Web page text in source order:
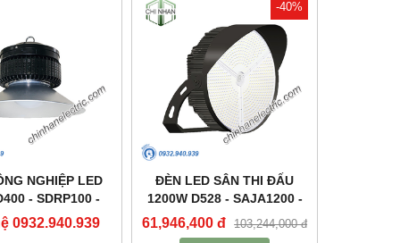
NGHIỆP LED
- SDRP100 -
DUHAL
0932.940.939
-40%
ĐÈN LED SÂN THI ĐẤU
1200W D528 - SAJA1200 -
DUHAL
61,946,400 đ 103,244,000 đ